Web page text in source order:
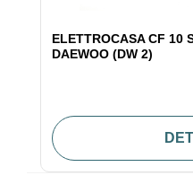
ELETTROCASA CF 10
DAEWOO (DW 2)